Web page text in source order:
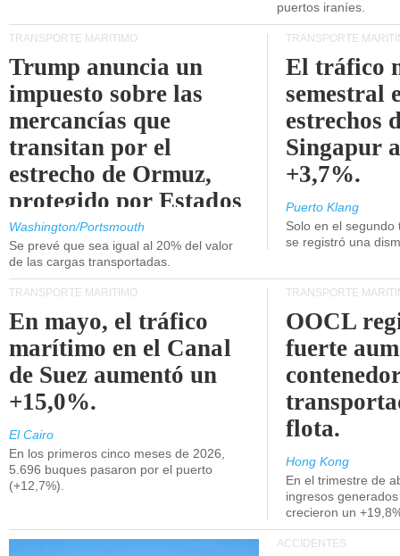
puertos iraníes.
TRANSPORTE MARÍTIMO
Trump anuncia un
impuesto sobre las
mercancías que
transitan por el
estrecho de Ormuz,
protegido por Estados
Unidos.
Washington/Portsmouth
Se prevé que sea igual al 20% del valor
de las cargas transportadas.
TRANSPORTE
El tráfico
semestral
estrechos
Singapur
+3,7%.
Puerto Klang
Solo en el
se registró una
TRANSPORTE MARÍTIMO
En mayo, el tráfico
marítimo en el Canal
de Suez aumentó un
+15,0%.
El Cairo
En los primeros cinco meses de 2026,
5.696 buques pasaron por el puerto
(+12,7%).
TRANSPORTE
OOCL
fuerte
flota.
Hong Kong
En el trimestre de
ingresos
crecieron un
ACCIDENTES